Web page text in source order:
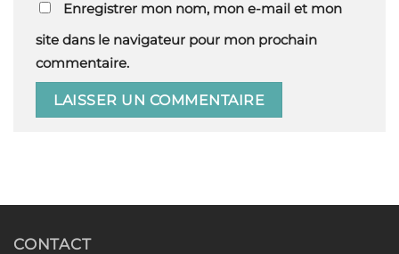
Enregistrer mon nom, mon e-mail et mon
site dans le navigateur pour mon prochain
commentaire.
CONTACT